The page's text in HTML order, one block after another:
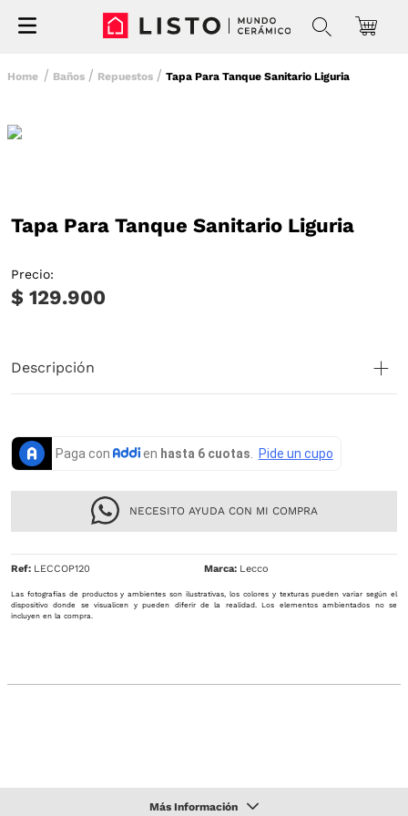
Baños Repuestos Tapa Para Tanque Sanitario Liguria
Tapa Para Tanque Sanitario Liguria
Precio:
$ 129.900
Descripción
NECESITO AYUDA CON MI COMPRA
Ref: LECCOP120 Lecco
Las fotografías de productos y ambientes son ilustrativas, los colores y texturas pueden variar según el
dispositivo donde se visualicen y pueden diferir de la realidad. Los elementos ambientados no se
incluyen en la compra.